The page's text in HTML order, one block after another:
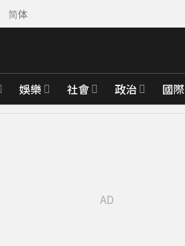
简体
娛樂 社會 政治 國際